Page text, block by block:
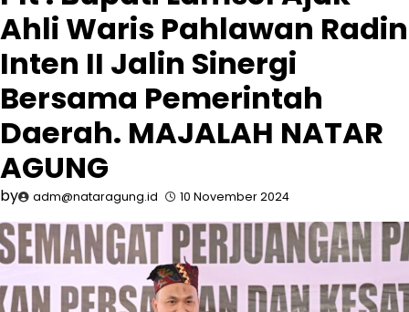
Ahli Waris Pahlawan Radin
Inten II Jalin Sinergi
Bersama Pemerintah
Daerah. MAJALAH NATAR
AGUNG
by adm@nataragung.id 10 November 2024